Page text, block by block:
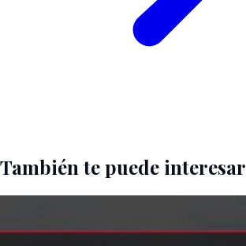
También te puede interesar